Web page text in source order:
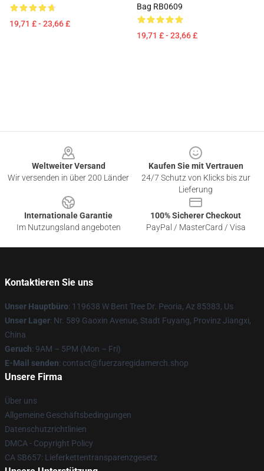
19,71 £ - 23,66 £
Bag RB0609
19,71 £ - 23,66 £
Weltweiter Versand
Wir versenden in über 200 Länder
Kaufen Sie mit Vertrauen
24/7 Schutz von Klicks bis zur
Lieferung
Internationale Garantie
Im Nutzungsland angeboten
100% Sicherer Checkout
PayPal / MasterCard / Visa
Kontaktieren Sie uns
Unser Hauptbüro: 119638 W Bent Tree Dr. Peoria, Az 85383, Us
Unser Lager: Nr. 589 Gaoxin Avenue, Stadt Fuyang, Provinz Jiangxi,
China
Geruch: 9AM – 5PM (Mon – Fri)
E-Mail senden: contact@fuerzaregidamerch.shop
Unsere Firma
Über uns
Allgemeine Geschäftsbedingungen
Datenschutzrichtlinien
DMCA - Copyright Policy
CA SB657: Lieferkettentransparenzgesetz